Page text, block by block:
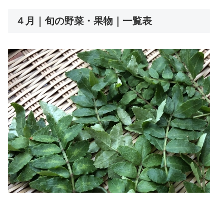
４月｜旬の野菜・果物｜一覧表